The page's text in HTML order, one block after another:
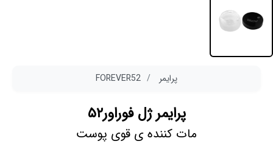
پرایمر FOREVER52
پرایمر ژل فوراور۵۲
مات کننده ی قوی پوست